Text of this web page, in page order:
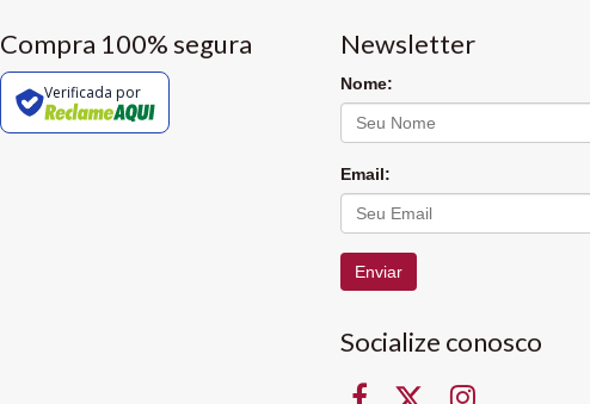
Compra 100% segura
Verificada por
Newsletter
Nome:
Email:
Enviar
Socialize conosco